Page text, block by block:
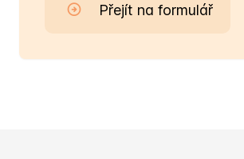
Přejít na formulář